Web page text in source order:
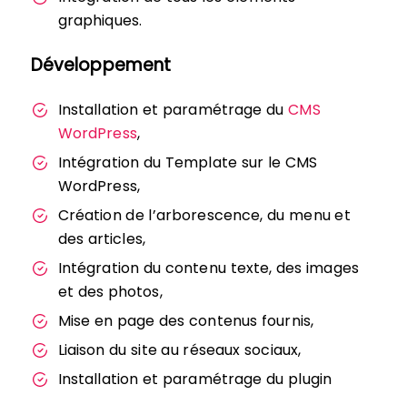
graphiques.
Développement
Installation et paramétrage duCMS
WordPress,
Intégration du Template sur le CMS
WordPress,
Création de l’arborescence, du menu et
des articles,
Intégration du contenu texte, des images
et des photos,
Mise en page des contenus fournis,
Liaison du site au réseaux sociaux,
Installation et paramétrage du plugin